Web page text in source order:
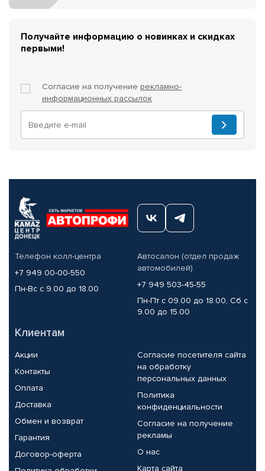
Получайте информацию о новинках и скидках
первыми!
Согласие на получение рекламно-
информационных рассылок
Телефон колл-центра
+7 949 00-00-550
Пн-Вс с 9.00 до 18.00
Автосалон (отдел продаж
автомобилей)
+7 949 503-45-55
Пн-Пт с 09.00 до 18.00, Сб с
9.00 до 15.00
Клиентам
Акции
Контакты
Оплата
Доставка
Обмен и возврат
Гарантия
Договор-оферта
Согласие посетителя сайта
на обработку
персональных данных
Политика
конфиденциальности
Согласие на получение
рекламы
О нас
Карта сайта